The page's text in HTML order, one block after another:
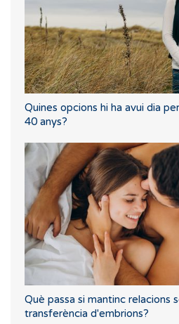
Quines opcions hi ha avui dia
40 anys?
Què passa si mantinc relacions
transferència d'embrions?